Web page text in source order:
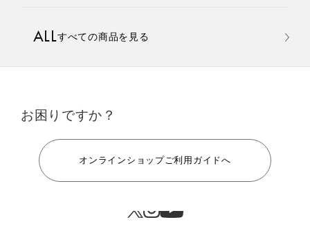
MULTI EMS
ALLすべての商品を見る
お困りですか？
オンラインショップご利用ガイドへ
手軽に、パワフルに、進化。
大切な腰まわりを、 支えなが